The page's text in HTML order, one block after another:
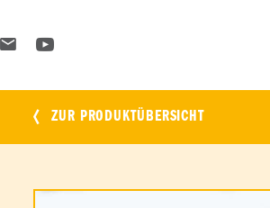
ZUR PRODUKTÜBERSICHT